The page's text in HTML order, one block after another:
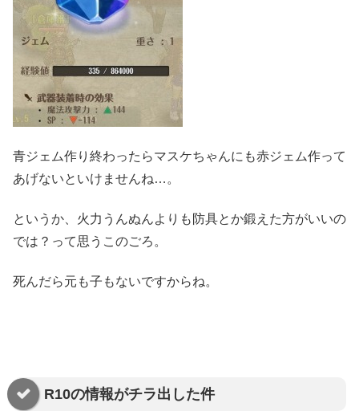
青ジェム作り終わったらマスケちゃんにも赤ジェム作って
あげないといけませんね…。
というか、火力うんぬんよりも防具とか鍛えた方がいいの
では？って思うこのごろ。
死んだら元も子もないですからね。
R10の情報がチラ出した件